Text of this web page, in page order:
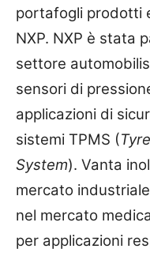
portafogli prodotti
NXP. NXP è stata
settore
sensori di
applicazioni di
sistemi TPMS (
System). Vanta
mercato
nel mercato
per applicazioni